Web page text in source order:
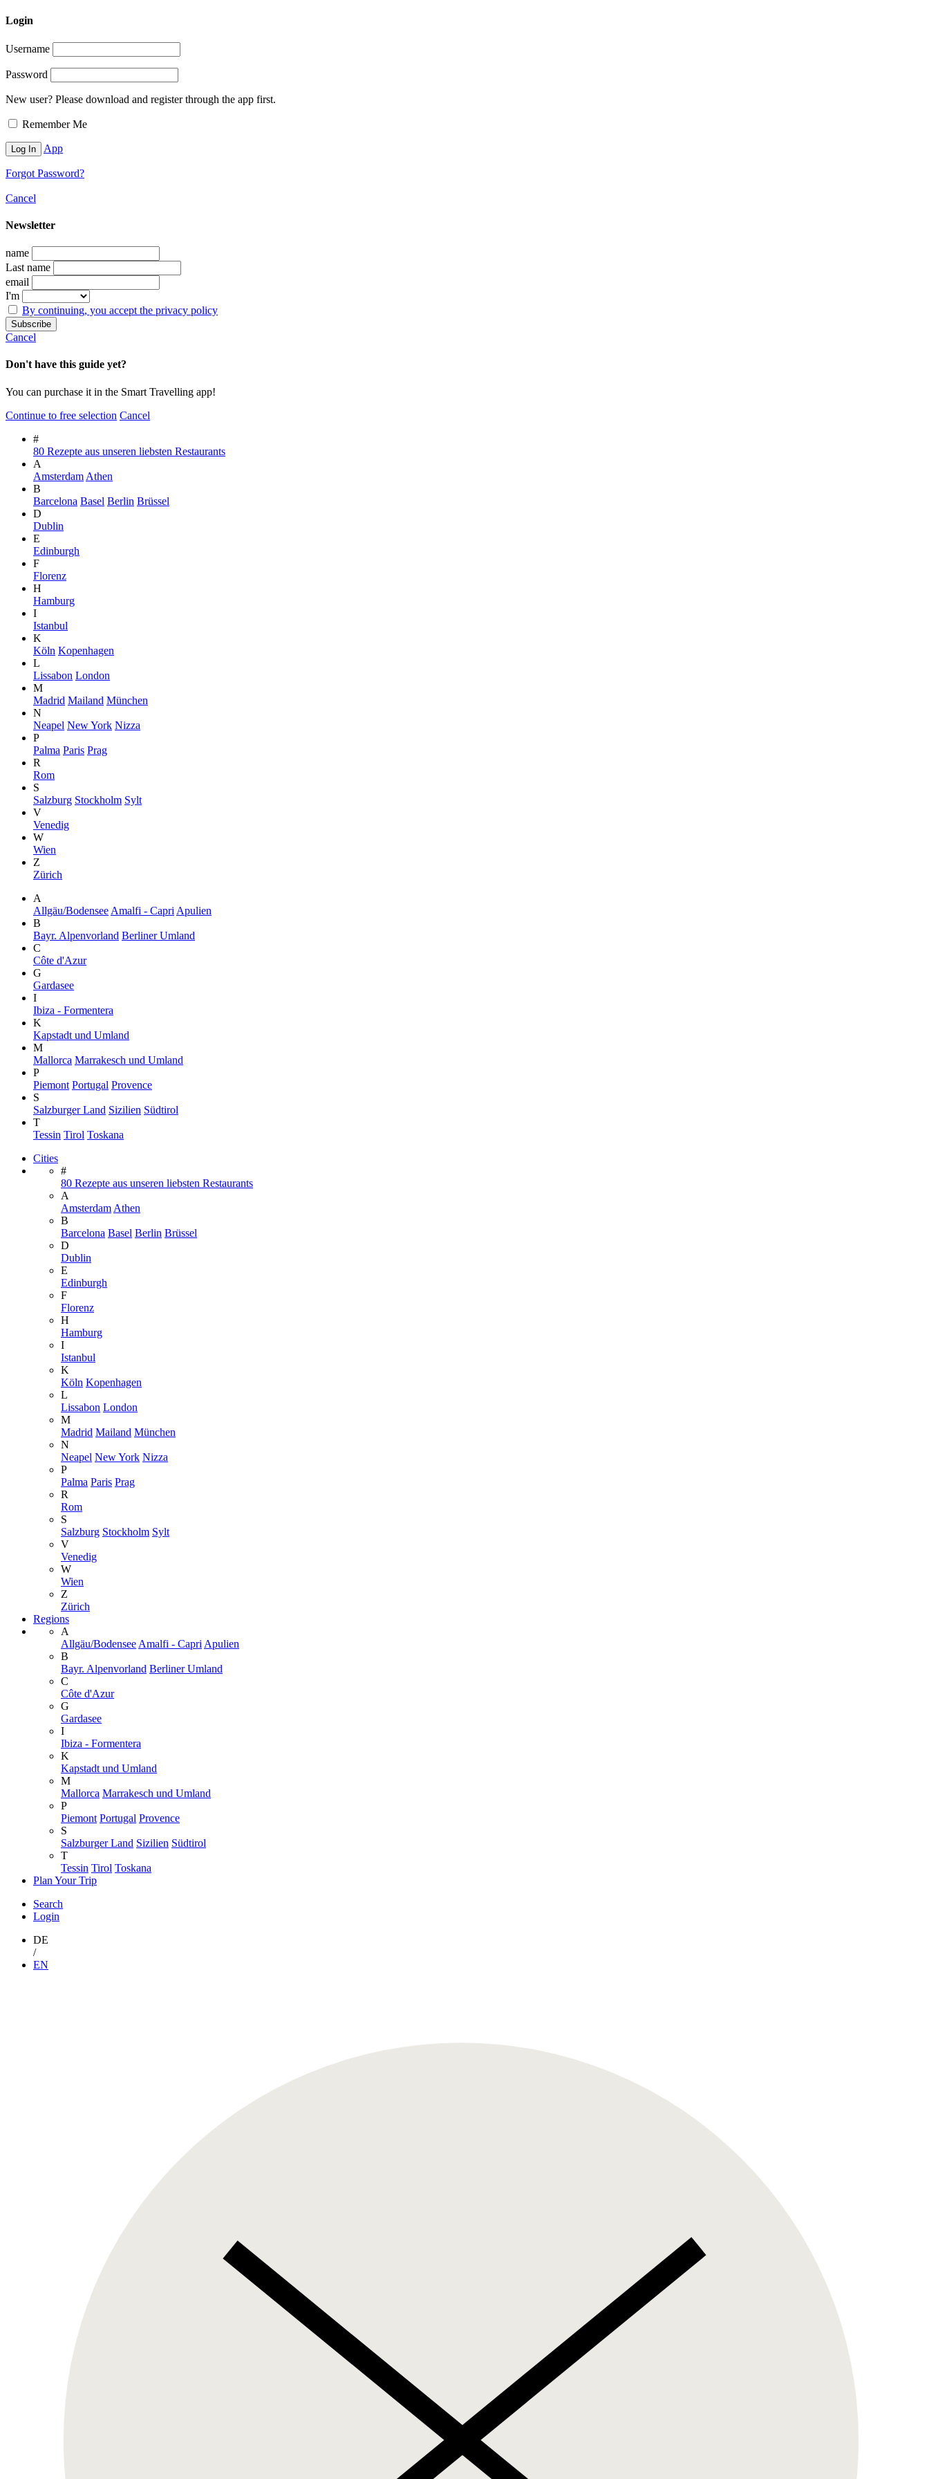
Login
Username
Password
New user? Please download and register through the app first.
Remember Me
App
Forgot Password?
Cancel
Newsletter
name
Last name
email
I'm
By continuing, you accept the privacy policy
Cancel
Don't have this guide yet?
You can purchase it in the Smart Travelling app!
Continue to free selection Cancel
#
80 Rezepte aus unseren liebsten Restaurants
A
Amsterdam Athen
B
Barcelona Basel Berlin Brüssel
D
Dublin
E
Edinburgh
F
Florenz
H
Hamburg
I
Istanbul
K
Köln Kopenhagen
L
Lissabon London
M
Madrid Mailand München
N
Neapel New York Nizza
P
Palma Paris Prag
R
Rom
S
Salzburg Stockholm Sylt
V
Venedig
W
Wien
Z
Zürich
A
Allgäu/Bodensee Amalfi - Capri Apulien
B
Bayr. Alpenvorland Berliner Umland
C
Côte d'Azur
G
Gardasee
I
Ibiza - Formentera
K
Kapstadt und Umland
M
Mallorca Marrakesch und Umland
P
Piemont Portugal Provence
S
Salzburger Land Sizilien Südtirol
T
Tessin Tirol Toskana
Cities
#
80 Rezepte aus unseren liebsten Restaurants
A
Amsterdam Athen
B
Barcelona Basel Berlin Brüssel
D
Dublin
E
Edinburgh
F
Florenz
H
Hamburg
I
Istanbul
K
Köln Kopenhagen
L
Lissabon London
M
Madrid Mailand München
N
Neapel New York Nizza
P
Palma Paris Prag
R
Rom
S
Salzburg Stockholm Sylt
V
Venedig
W
Wien
Z
Zürich
Regions
A
Allgäu/Bodensee Amalfi - Capri Apulien
B
Bayr. Alpenvorland Berliner Umland
C
Côte d'Azur
G
Gardasee
I
Ibiza - Formentera
K
Kapstadt und Umland
M
Mallorca Marrakesch und Umland
P
Piemont Portugal Provence
S
Salzburger Land Sizilien Südtirol
T
Tessin Tirol Toskana
Plan Your Trip
Search
Login
DE
/
EN